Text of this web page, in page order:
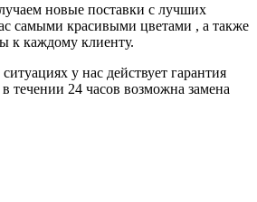
новые поставки с лучших
самыми красивыми цветами , а также
к каждому клиенту.
у нас действует гарантия
течении 24 часов возможна замена